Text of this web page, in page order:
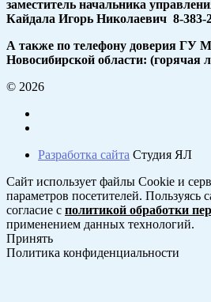
заместитель начальника
Кайдала Игорь Николаевич 8-383-
А также по телефону доверия ГУ
Новосибирской области: (горячая
© 2026
Разработка сайта Студия ЯЛ
Сайт использует файлы Cookie и
параметров посетителей. Пользуясь
согласие с политикой обработки
применением данных технологий.
Принять
Политика конфиденциальности